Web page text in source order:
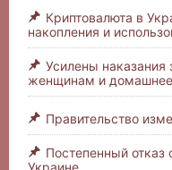
Криптовалюта в
накопления и
Усилены наказания
женщинам и
Правительство
Постепенный